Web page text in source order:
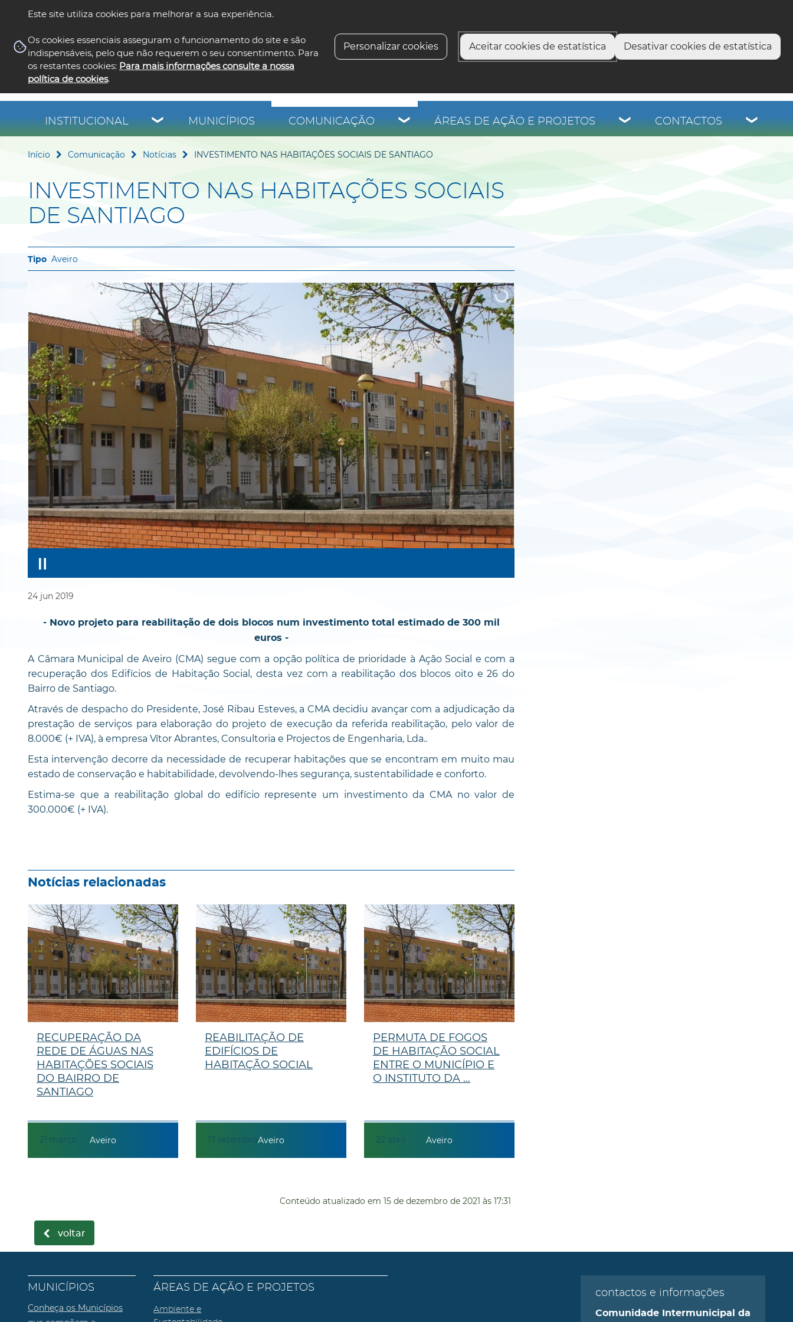
Este site utiliza cookies para melhorar a sua experiência.
Os cookies essenciais asseguram o funcionamento do site e são
indispensáveis, pelo que não requerem o seu consentimento. Para
os restantes cookies: Para mais informações consulte a nossa
política de cookies.
Personalizar cookies Aceitar cookies de estatística Desativar cookies de estatística
INSTITUCIONAL MUNICÍPIOS COMUNICAÇÃO ÁREAS DE AÇÃO E PROJETOS CONTACTOS
Início Comunicação Notícias INVESTIMENTO NAS HABITAÇÕES SOCIAIS DE SANTIAGO
INVESTIMENTO NAS HABITAÇÕES SOCIAIS
DE SANTIAGO
Aveiro
24 jun 2019
- Novo projeto para reabilitação de dois blocos num investimento total estimado de 300 mil
euros -
A Câmara Municipal de Aveiro (CMA) segue com a opção política de prioridade à Ação Social e com a
recuperação dos Edifícios de Habitação Social, desta vez com a reabilitação dos blocos oito e 26 do
Bairro de Santiago.
Através de despacho do Presidente, José Ribau Esteves, a CMA decidiu avançar com a adjudicação da
prestação de serviços para elaboração do projeto de execução da referida reabilitação, pelo valor de
8.000€ (+ IVA), à empresa Vítor Abrantes, Consultoria e Projectos de Engenharia, Lda..
Esta intervenção decorre da necessidade de recuperar habitações que se encontram em muito mau
estado de conservação e habitabilidade, devolvendo-lhes segurança, sustentabilidade e conforto.
Estima-se que a reabilitação global do edifício represente um investimento da CMA no valor de
300.000€ (+ IVA).
Notícias relacionadas
21 março
RECUPERAÇÃO DA
REDE DE ÁGUAS NAS
HABITAÇÕES SOCIAIS
DO BAIRRO DE
SANTIAGO
Aveiro 17 setembro
REABILITAÇÃO DE
EDIFÍCIOS DE
HABITAÇÃO SOCIAL
Aveiro 22 abril
PERMUTA DE FOGOS
DE HABITAÇÃO SOCIAL
ENTRE O MUNICÍPIO E
O INSTITUTO DA ...
Aveiro
Conteúdo atualizado em 15 de dezembro de 2021 às 17:31
voltar
MUNICÍPIOS
Conheça os Municípios
ÁREAS DE AÇÃO E PROJETOS
Ambiente e
contactos e informações
Comunidade Intermunicipal da